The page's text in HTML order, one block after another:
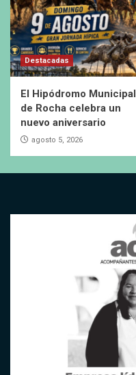
Destacadas
El Hipódromo Municipal
de Rocha celebra un
nuevo aniversario
agosto 5, 2026